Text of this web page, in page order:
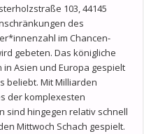
103, 44145
des
im Chancen-
gebeten. Das königliche
in Asien und Europa gespielt
beliebt. Mit Milliarden
der komplexesten
sind hingegen relativ schnell
Mittwoch Schach gespielt.